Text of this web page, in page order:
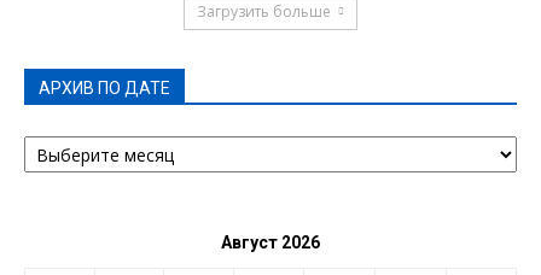
Загрузить больше
АРХИВ ПО ДАТЕ
АРХИВ
ПО
Август 2026